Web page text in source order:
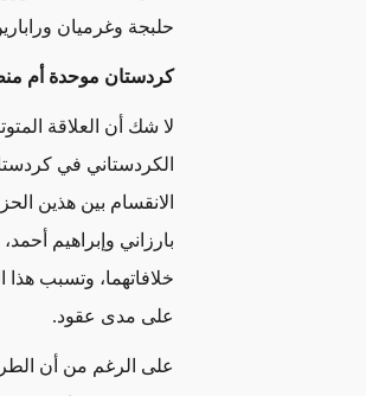
حلبجة وغرميان
كردستان موحدة أم
لا شك أن العلاقة
الانقسام بين هذين
خلافاتهما، وتسبب
على مدى عقود.